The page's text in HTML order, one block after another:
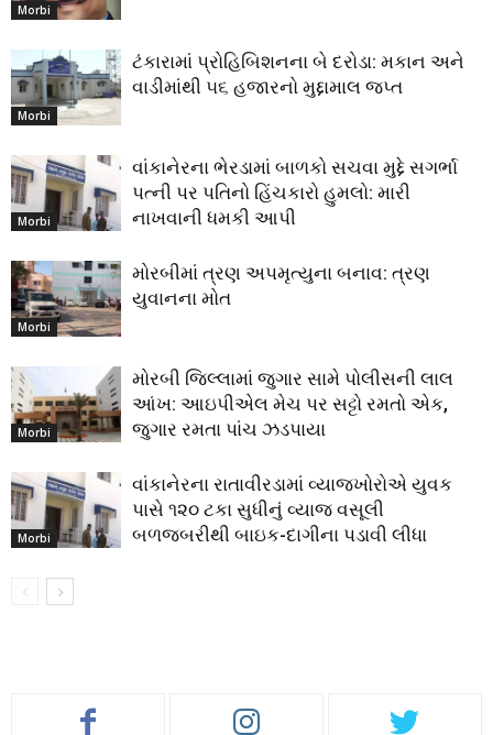
Morbi
Morbi
ટંકારામાં પ્રોહિબિશનના બે દરોડા: મકાન અને
વાડીમાંથી ૫૬ હજારનો મુદ્દામાલ જપ્ત
Morbi
વાંકાનેરના ભેરડામાં બાળકો સચવા મુદ્દે સગર્ભા
પત્ની પર પતિનો હિંચકારો હુમલો: મારી
નાખવાની ધમકી આપી
Morbi
મોરબીમાં ત્રણ અપમૃત્યુના બનાવ: ત્રણ
યુવાનના મોત
Morbi
મોરબી જિલ્લામાં જુગાર સામે પોલીસની લાલ
આંખ: આઇપીએલ મેચ પર સટ્ટો રમતો એક,
જુગાર રમતા પાંચ ઝડપાયા
Morbi
વાંકાનેરના રાતાવીરડામાં વ્યાજખોરોએ યુવક
પાસે ૧૨૦ ટકા સુધીનું વ્યાજ વસૂલી
બળજબરીથી બાઇક-દાગીના પડાવી લીધા